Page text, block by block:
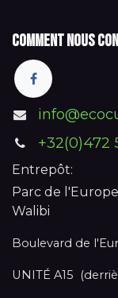
Comment nous
+32(0)472
Entrepôt:
Parc de
Walibi
Boulevard de
UNITÉ A15